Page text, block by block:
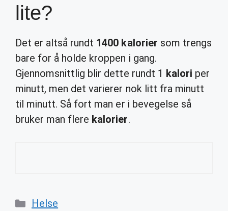
lite?
Det er altså rundt 1400 kalorier som trengs
bare for å holde kroppen i gang.
Gjennomsnittlig blir dette rundt 1 kalori per
minutt, men det varierer nok litt fra minutt
til minutt. Så fort man er i bevegelse så
bruker man flere kalorier.
Categories
Helse